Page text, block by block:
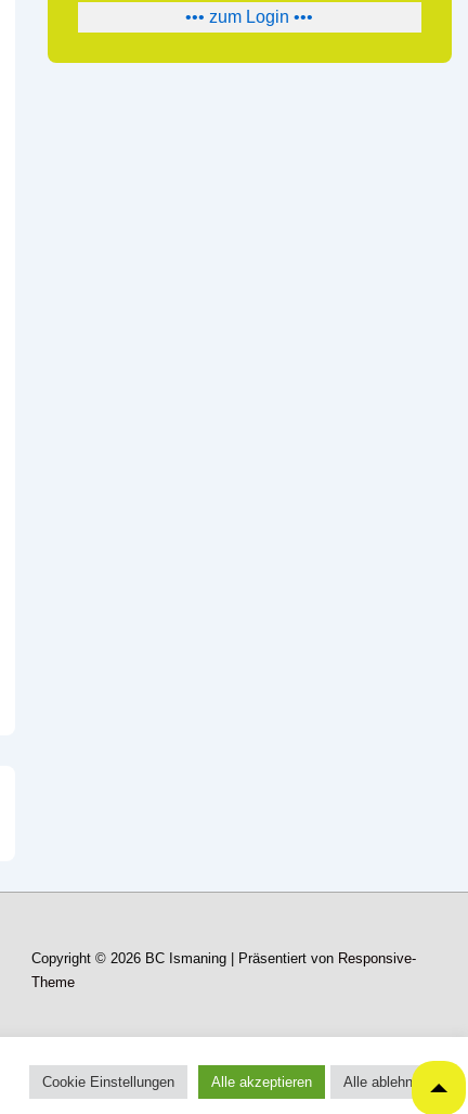
••• zum Login •••
Copyright © 2026 BC Ismaning | Präsentiert von Responsive-
Theme
Cookie Einstellungen Alle akzeptieren Alle ablehnen